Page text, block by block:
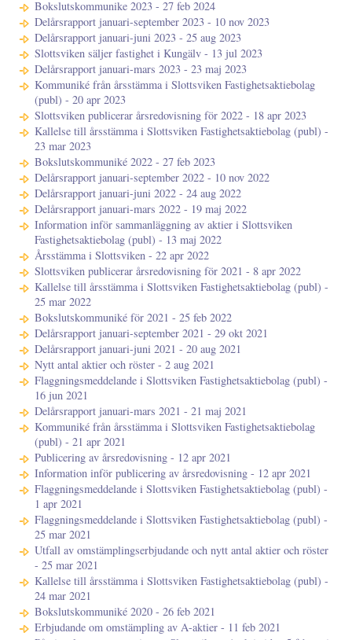
Bokslutskommunike 2023 - 27 feb 2024
Delårsrapport januari-september 2023 - 10 nov 2023
Delårsrapport januari-juni 2023 - 25 aug 2023
Slottsviken säljer fastighet i Kungälv - 13 jul 2023
Delårsrapport januari-mars 2023 - 23 maj 2023
Kommuniké från årsstämma i Slottsviken Fastighetsaktiebolag
(publ) - 20 apr 2023
Slottsviken publicerar årsredovisning för 2022 - 18 apr 2023
Kallelse till årsstämma i Slottsviken Fastighetsaktiebolag (publ) -
23 mar 2023
Bokslutskommuniké 2022 - 27 feb 2023
Delårsrapport januari-september 2022 - 10 nov 2022
Delårsrapport januari-juni 2022 - 24 aug 2022
Delårsrapport januari-mars 2022 - 19 maj 2022
Information inför sammanläggning av aktier i Slottsviken
Fastighetsaktiebolag (publ) - 13 maj 2022
Årsstämma i Slottsviken - 22 apr 2022
Slottsviken publicerar årsredovisning för 2021 - 8 apr 2022
Kallelse till årsstämma i Slottsviken Fastighetsaktiebolag (publ) -
25 mar 2022
Bokslutskommuniké för 2021 - 25 feb 2022
Delårsrapport januari-september 2021 - 29 okt 2021
Delårsrapport januari-juni 2021 - 20 aug 2021
Nytt antal aktier och röster - 2 aug 2021
Flaggningsmeddelande i Slottsviken Fastighetsaktiebolag (publ) -
16 jun 2021
Delårsrapport januari-mars 2021 - 21 maj 2021
Kommuniké från årsstämma i Slottsviken Fastighetsaktiebolag
(publ) - 21 apr 2021
Publicering av årsredovisning - 12 apr 2021
Information inför publicering av årsredovisning - 12 apr 2021
Flaggningsmeddelande i Slottsviken Fastighetsaktiebolag (publ) -
1 apr 2021
Flaggningsmeddelande i Slottsviken Fastighetsaktiebolag (publ) -
25 mar 2021
Utfall av omstämplingserbjudande och nytt antal aktier och röster
- 25 mar 2021
Kallelse till årsstämma i Slottsviken Fastighetsaktiebolag (publ) -
24 mar 2021
Bokslutskommuniké 2020 - 26 feb 2021
Erbjudande om omstämpling av A-aktier - 11 feb 2021